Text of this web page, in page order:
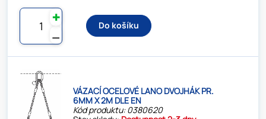
⚊
✚
Do košíku
VÁZACÍ OCELOVÉ LANO DVOJHÁK PR.
6MM X 2M DLE EN
Kód produktu: 0380620